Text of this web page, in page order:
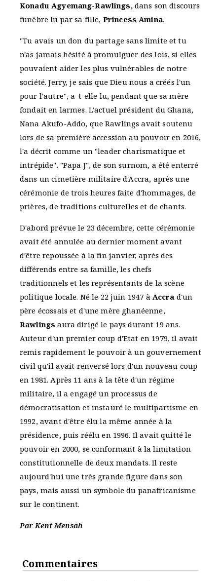
Konadu Agyemang-Rawlings, dans son discours
funèbre lu par sa fille, Princess Amina.
"Tu avais un don du partage sans limite et tu
n'as jamais hésité à promulguer des lois, si elles
pouvaient aider les plus vulnérables de notre
société. Jerry, je sais que Dieu nous a créés l'un
pour l'autre", a-t-elle lu, pendant que sa mère
fondait en larmes. L'actuel président du Ghana,
Nana Akufo-Addo, que Rawlings avait soutenu
lors de sa première accession au pouvoir en 2016,
l'a décrit comme un "leader charismatique et
intrépide". "Papa J", de son surnom, a été enterré
dans un cimetière militaire d'Accra, après une
cérémonie de trois heures faite d'hommages, de
prières, de traditions culturelles et de chants.
D'abord prévue le 23 décembre, cette cérémonie
avait été annulée au dernier moment avant
d'être repoussée à la fin janvier, après des
différends entre sa famille, les chefs
traditionnels et les représentants de la scène
politique locale. Né le 22 juin 1947 à Accra d'un
père écossais et d'une mère ghanéenne,
Rawlings aura dirigé le pays durant 19 ans.
Auteur d'un premier coup d'Etat en 1979, il avait
remis rapidement le pouvoir à un gouvernement
civil qu'il avait renversé lors d'un nouveau coup
en 1981. Après 11 ans à la tête d'un régime
militaire, il a engagé un processus de
démocratisation et instauré le multipartisme en
1992, avant d'être élu la même année à la
présidence, puis réélu en 1996. Il avait quitté le
pouvoir en 2000, se conformant à la limitation
constitutionnelle de deux mandats. Il reste
aujourd'hui une très grande figure dans son
pays, mais aussi un symbole du panafricanisme
sur le continent.
Par Kent Mensah
Commentaires